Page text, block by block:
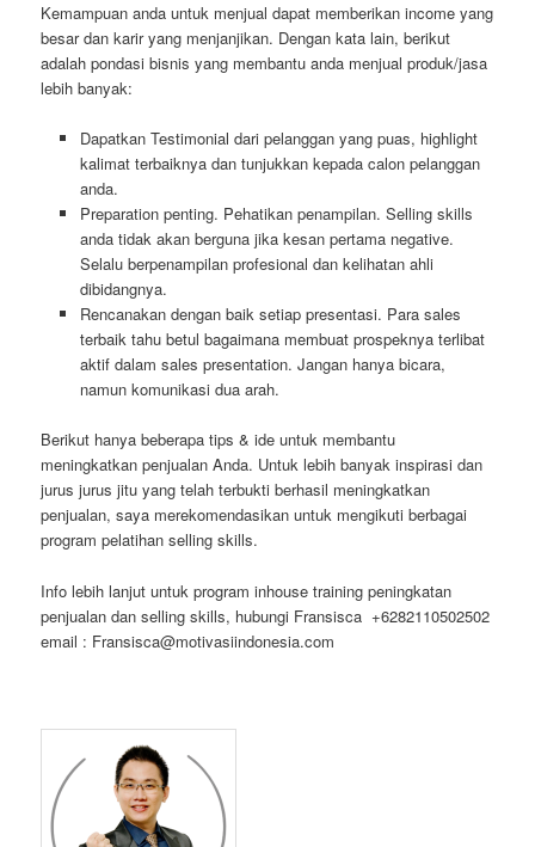
Kemampuan anda untuk menjual dapat memberikan income yang
besar dan karir yang menjanjikan. Dengan kata lain, berikut
adalah pondasi bisnis yang membantu anda menjual produk/jasa
lebih banyak:
Dapatkan Testimonial dari pelanggan yang puas, highlight
kalimat terbaiknya dan tunjukkan kepada calon pelanggan
anda.
Preparation penting. Pehatikan penampilan. Selling skills
anda tidak akan berguna jika kesan pertama negative.
Selalu berpenampilan profesional dan kelihatan ahli
dibidangnya.
Rencanakan dengan baik setiap presentasi. Para sales
terbaik tahu betul bagaimana membuat prospeknya terlibat
aktif dalam sales presentation. Jangan hanya bicara,
namun komunikasi dua arah.
Berikut hanya beberapa tips & ide untuk membantu
meningkatkan penjualan Anda. Untuk lebih banyak inspirasi dan
jurus jurus jitu yang telah terbukti berhasil meningkatkan
penjualan, saya merekomendasikan untuk mengikuti berbagai
program pelatihan selling skills.
Info lebih lanjut untuk program inhouse training peningkatan
penjualan dan selling skills, hubungi Fransisca +6282110502502
email : Fransisca@motivasiindonesia.com